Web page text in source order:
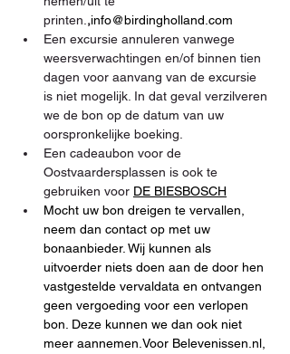
printen. ,info@birdingholland.com
Een excursie annuleren vanwege
weersverwachtingen en/of binnen tien
dagen voor aanvang van de excursie
is niet mogelijk. In dat geval verzilveren
we de bon op de datum van uw
oorspronkelijke boeking.
Een cadeaubon voor de
Oostvaardersplassen is ook te
gebruiken voor DE BIESBOSCH
Mocht uw bon dreigen te vervallen,
neem dan contact op met uw
bonaanbieder. Wij kunnen als
uitvoerder niets doen aan de door hen
vastgestelde vervaldata en ontvangen
geen vergoeding voor een verlopen
bon. Deze kunnen we dan ook niet
meer aannemen.Voor Belevenissen.nl,